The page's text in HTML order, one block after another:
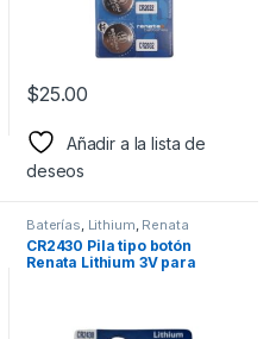
$25.00
Añadir a la lista de
deseos
Baterías Lithium Renata
CR2430 Pila tipo botón
Renata Lithium 3V para